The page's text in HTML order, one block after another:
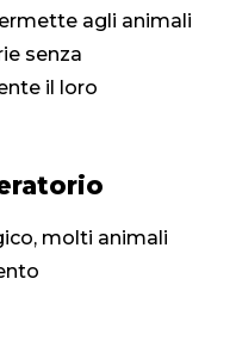
agli animali
senza
il loro
molti animali